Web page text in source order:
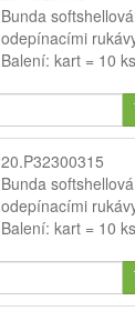
Bunda
odepínacími
Balení: kart = 10 ks
20.P32300315
Bunda
odepínacími
Balení: kart = 10 ks